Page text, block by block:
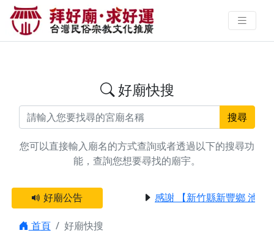
搜尋台南市南化區擇日廟宇資料 |
拜好廟求好運 找到與您有緣的信仰
好廟快搜
搜尋
您可以直接輸入廟名的方式查詢或者透過以下的搜尋功
能，查詢您想要尋找的廟宇。
好廟公告 感謝 【新竹縣新豐鄉 池和
首頁
好廟快搜